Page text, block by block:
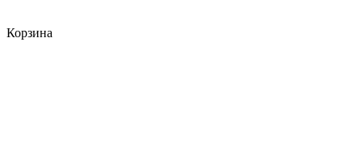
Корзина